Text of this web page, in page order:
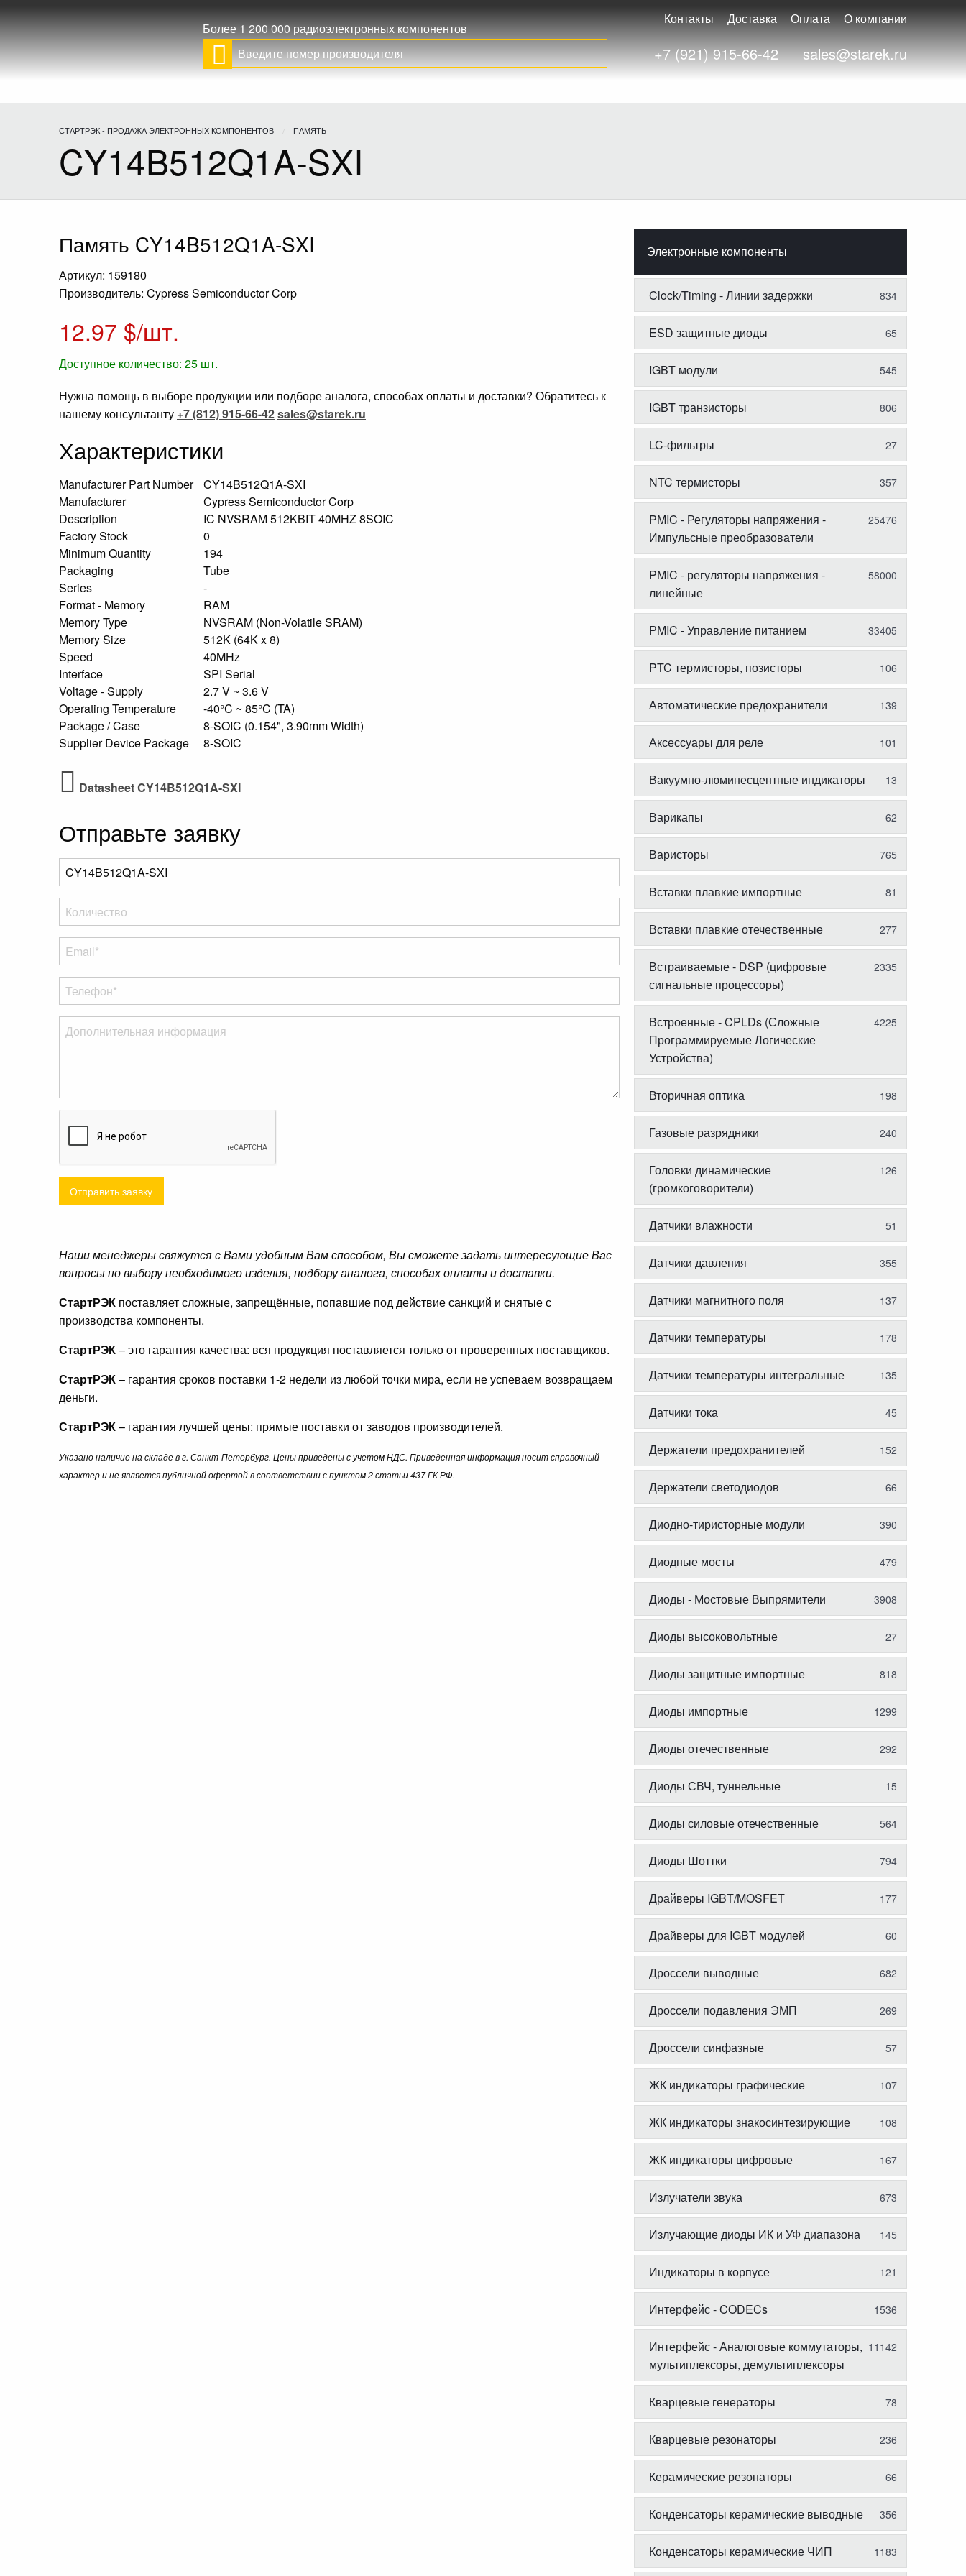
Более 1 200 000 радиоэлектронных компонентов
Контакты Доставка Оплата О компании
+7 (921) 915-66-42 sales@starek.ru
СТАРТРЭК - ПРОДАЖА ЭЛЕКТРОННЫХ КОМПОНЕНТОВ ПАМЯТЬ
CY14B512Q1A-SXI
Память CY14B512Q1A-SXI
Артикул: 159180
Производитель: Cypress Semiconductor Corp
12.97 $/шт.
Доступное количество: 25 шт.
Нужна помощь в выборе продукции или подборе аналога, способах оплаты и доставки? Обратитесь к
нашему консультанту +7 (812) 915-66-42sales@starek.ru
Характеристики
Manufacturer Part Number CY14B512Q1A-SXI
Manufacturer
Cypress Semiconductor Corp
Description
IC NVSRAM 512KBIT 40MHZ 8SOIC
Factory Stock
0
Minimum Quantity
194
Packaging
Tube
Series
-
Format - Memory
RAM
Memory Type
NVSRAM (Non-Volatile SRAM)
Memory Size
512K (64K x 8)
Speed
40MHz
Interface
SPI Serial
Voltage - Supply
2.7 V ~ 3.6 V
Operating Temperature
-40°C ~ 85°C (TA)
Package / Case
8-SOIC (0.154", 3.90mm Width)
Supplier Device Package
8-SOIC
Datasheet CY14B512Q1A-SXI
Отправьте заявку
Отправить заявку
Наши менеджеры свяжутся с Вами удобным Вам способом, Вы сможете задать интересующие Вас
вопросы по выбору необходимого изделия, подбору аналога, способах оплаты и доставки.
СтартРЭК поставляет сложные, запрещённые, попавшие под действие санкций и снятые с
производства компоненты.
СтартРЭК– это гарантия качества: вся продукция поставляется только от проверенных поставщиков.
СтартРЭК– гарантия сроков поставки 1-2 недели из любой точки мира, если не успеваем возвращаем
деньги.
СтартРЭК– гарантия лучшей цены: прямые поставки от заводов производителей.
Указано наличие на складе в г. Санкт-Петербург. Цены приведены с учетом НДС. Приведенная информация носит справочный
характер и не является публичной офертой в соответствии с пунктом 2 статьи 437 ГК РФ.
Электронные компоненты
Clock/Timing - Линии задержки 834
ESD защитные диоды 65
IGBT модули 545
IGBT транзисторы 806
LC-фильтры 27
NTC термисторы 357
PMIC - Регуляторы напряжения -
Импульсные преобразователи
25476
PMIC - регуляторы напряжения -
линейные
58000
PMIC - Управление питанием 33405
PTC термисторы, позисторы 106
Автоматические предохранители 139
Аксессуары для реле 101
Вакуумно-люминесцентные индикаторы 13
Варикапы 62
Варисторы 765
Вставки плавкие импортные 81
Вставки плавкие отечественные 277
Встраиваемые - DSP (цифровые
сигнальные процессоры)
2335
Встроенные - CPLDs (Сложные
Программируемые Логические
Устройства)
4225
Вторичная оптика 198
Газовые разрядники 240
Головки динамические
(громкоговорители)
126
Датчики влажности 51
Датчики давления 355
Датчики магнитного поля 137
Датчики температуры 178
Датчики температуры интегральные 135
Датчики тока 45
Держатели предохранителей 152
Держатели светодиодов 66
Диодно-тиристорные модули 390
Диодные мосты 479
Диоды - Мостовые Выпрямители 3908
Диоды высоковольтные 27
Диоды защитные импортные 818
Диоды импортные 1299
Диоды отечественные 292
Диоды СВЧ, туннельные 15
Диоды силовые отечественные 564
Диоды Шоттки 794
Драйверы IGBT/MOSFET 177
Драйверы для IGBT модулей 60
Дроссели выводные 682
Дроссели подавления ЭМП 269
Дроссели синфазные 57
ЖК индикаторы графические 107
ЖК индикаторы знакосинтезирующие 108
ЖК индикаторы цифровые 167
Излучатели звука 673
Излучающие диоды ИК и УФ диапазона 145
Индикаторы в корпусе 121
Интерфейс - CODECs 1536
Интерфейс - Аналоговые коммутаторы,
мультиплексоры, демультиплексоры
11142
Кварцевые генераторы 78
Кварцевые резонаторы 236
Керамические резонаторы 66
Конденсаторы керамические выводные 356
Конденсаторы керамические ЧИП 1183